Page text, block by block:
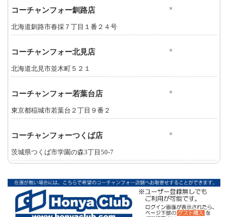
コーチャンフォー釧路店 ×
北海道釧路市春採７丁目１番２４号
コーチャンフォー北見店 ×
北海道北見市並木町５２１
コーチャンフォー若葉台店 ×
東京都稲城市若葉台２丁目９番２
コーチャンフォーつくば店 ×
茨城県つくば市学園の森3丁目50-7